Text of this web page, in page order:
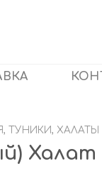
ТУНИКИ, ХАЛАТЫ
Халат